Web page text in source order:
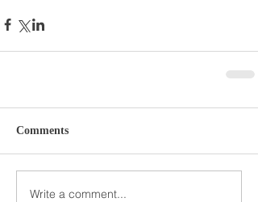
Comments
Write a comment...